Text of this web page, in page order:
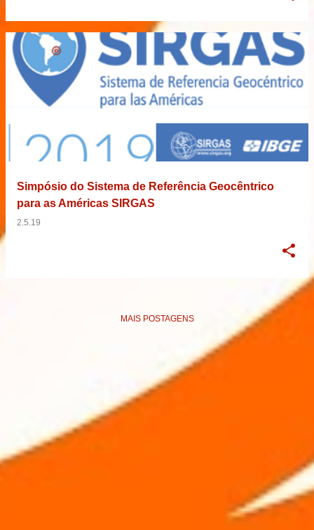
Simpósio do Sistema de Referência Geocêntrico
para as Américas SIRGAS
2.5.19
MAIS POSTAGENS